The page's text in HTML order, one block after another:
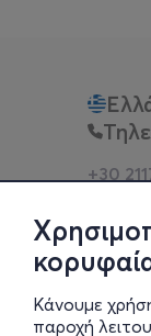
Κάνουμε
παροχή
+30